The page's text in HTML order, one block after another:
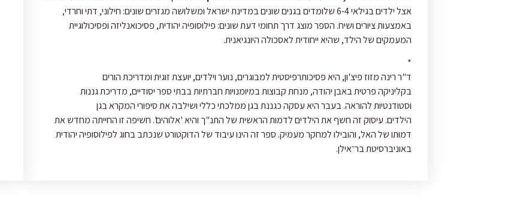
המעמקים של הילד, שהיא ייחודית לאסכולה היונגיאנית.
*
ד"ר רינה מזוז פיצ'ון, היאפסיכותרפיסטית למבוגרים, נוערוילדים, יועצת זוגית ומדריכת הורים
בקליניקה פרטית באבן יהודה, מנחת קבוצות במיומנויות חברתיות​ ​בבתי ספר יסודיים, מדריכת גננות
וסטודנטיות להוראה. בעבר היאעסקה כגננת בגן ממלכתי כלליושילבה את סיפורי המקרא בגן
הילדים. עיסוק זה חשף את הילדים
באוניברסיטת בר־אילן.